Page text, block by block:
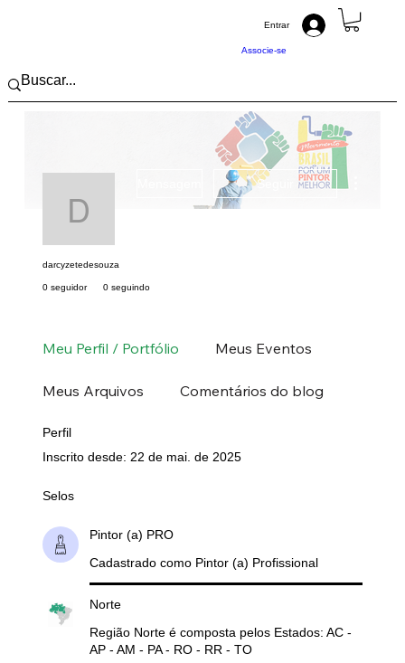
Associe-se
Entrar
darcyzetedesouza
Seguir
darcyzetedesouza
0 seguidor 0 seguindo
Meu Perfil / Portfólio Meus Eventos
Meus Arquivos Comentários do blog
Perfil
Inscrito desde: 22 de mai. de 2025
Selos
Pintor (a) PRO
Cadastrado como Pintor (a) Profissional
Norte
Região Norte é composta pelos Estados: AC -
AP - AM - PA - RO - RR - TO